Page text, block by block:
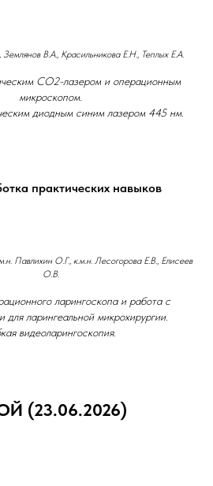
В.А., Красильникова Е.Н., Теплых Е.А.
СО2-лазером и операционным
микроскопом.
диодным синим лазером 445 нм.
практических навыков
Павлихин О.Г., к.м.н. Лесогорова Е.В., Елисеев
О.В.
ларингоскопа и работа с
для ларингеальной микрохирургии.
видеоларингоскопия.
(23.06.2026)